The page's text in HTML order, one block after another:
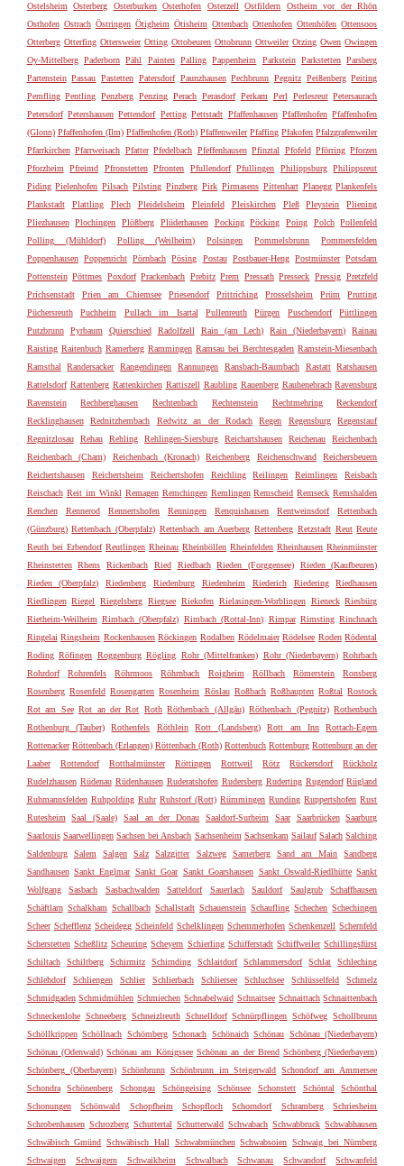
Ostelsheim
Osterberg Osterburken Osterhofen Osterzell Ostfildern
Ostheim vor der Rhön
Osthofen Ostrach Östringen Ötigheim Ötisheim Ottenbach Ottenhofen Ottenhöfen Ottensoos
Otterberg Otterfing Ottersweier Otting Ottobeuren Ottobrunn Ottweiler Otzing Owen Owingen
Oy-Mittelberg Paderborn Pähl Painten Palling Pappenheim Parkstein Parkstetten Parsberg
Partenstein Passau Pastetten Patersdorf Paunzhausen Pechbrunn Pegnitz Peißenberg Peiting
Pemfling Pentling Penzberg Penzing Perach Perasdorf Perkam Perl Perlesreut Petersaurach
Petersdorf Petershausen Pettendorf Petting Pettstadt Pfaffenhausen Pfaffenhofen Pfaffenhofen
(Glonn) Pfaffenhofen (Ilm) Pfaffenhofen (Roth) Pfaffenweiler Pfaffing Pfakofen Pfalzgrafenweiler
Pfarrkirchen Pfarrweisach Pfatter Pfedelbach Pfeffenhausen Pfinztal Pfofeld Pförring Pforzen
Pforzheim
Pfreimd Pfronstetten Pfronten Pfullendorf Pfullingen Philippsburg Philippsreut
Piding Pielenhofen Pilsach Pilsting Pinzberg Pirk Pirmasens Pittenhart Planegg Plankenfels
Plankstadt
Plattling Plech Pleidelsheim Pleinfeld Pleiskirchen Pleß Pleystein
Pliening
Pliezhausen
Plochingen Plößberg Plüderhausen Pocking Pöcking Poing Polch
Pollenfeld
Polling (Mühldorf)
Polling (Weilheim) Polsingen Pommelsbrunn
Pommersfelden
Poppenhausen Poppenricht Pörnbach Pösing Postau Postbauer-Heng Postmünster Potsdam
Pottenstein Pöttmes Poxdorf Prackenbach Prebitz Prem Pressath Presseck Pressig Pretzfeld
Prichsenstadt
Prien am Chiemsee Priesendorf Prittriching Prosselsheim Prüm
Prutting
Püchersreuth
Puchheim Pullach im Isartal Pullenreuth Pürgen Puschendorf
Püttlingen
Putzbrunn
Pyrbaum Quierschied Radolfzell Rain (am Lech) Rain (Niederbayern)
Rainau
Raisting Raitenbuch Ramerberg Rammingen Ramsau bei Berchtesgaden Ramstein-Miesenbach
Ramsthal
Randersacker Rangendingen Rannungen Ransbach-Baumbach Rastatt
Ratshausen
Rattelsdorf Rattenberg Rattenkirchen Rattiszell Raubling Rauenberg Rauhenebrach Ravensburg
Ravenstein
Rechberghausen Rechtenbach Rechtenstein Rechtmehring
Reckendorf
Recklinghausen
Rednitzhembach Redwitz an der Rodach Regen Regensburg
Regenstauf
Regnitzlosau
Rehau Rehling Rehlingen-Siersburg Reichartshausen Reichenau
Reichenbach
Reichenbach (Cham)
Reichenbach (Kronach) Reichenberg Reichenschwand
Reichersbeuern
Reichertshausen
Reichertsheim Reichertshofen Reichling Reilingen Reimlingen
Reisbach
Reischach Reit im Winkl Remagen Remchingen Remlingen Remscheid Remseck Remshalden
Renchen
Rennerod Rennertshofen Renningen Renquishausen Rentweinsdorf
Rettenbach
(Günzburg) Rettenbach (Oberpfalz) Rettenbach am Auerberg Rettenberg Retzstadt Reut Reute
Reuth bei Erbendorf Reutlingen Rheinau Rheinböllen Rheinfelden Rheinhausen Rheinmünster
Rheinstetten
Rhens Rickenbach Ried Riedbach Rieden (Forggensee)
Rieden (Kaufbeuren)
Rieden (Oberpfalz)
Riedenberg Riedenburg Riedenheim Riederich Riedering
Riedhausen
Riedlingen Riegel Riegelsberg Riegsee Riekofen Rielasingen-Worblingen Rieneck Riesbürg
Rietheim-Weilheim Rimbach (Oberpfalz) Rimbach (Rottal-Inn) Rimpar Rimsting Rinchnach
Ringelai Ringsheim Rockenhausen Röckingen Rodalben Rödelmaier Rödelsee Roden Rödental
Roding Röfingen Roggenburg Rögling Rohr (Mittelfranken) Rohr (Niederbayern) Rohrbach
Rohrdorf
Rohrenfels Röhrmoos Röhrnbach Roigheim Röllbach Römerstein
Ronsberg
Rosenberg Rosenfeld Rosengarten Rosenheim Röslau Roßbach Roßhaupten Roßtal Rostock
Rot am See Rot an der Rot Roth Röthenbach (Allgäu) Röthenbach (Pegnitz) Rothenbuch
Rothenburg (Tauber)
Rothenfels Röthlein Rott (Landsberg) Rott am Inn
Rottach-Egern
Rottenacker Röttenbach (Erlangen) Röttenbach (Roth) Rottenbuch Rottenburg Rottenburg an der
Laaber
Rottendorf Rotthalmünster Röttingen Rottweil Rötz Rückersdorf
Rückholz
Rudelzhausen Rüdenau Rüdenhausen Ruderatshofen Rudersberg Ruderting Rugendorf Rügland
Ruhmannsfelden Ruhpolding Ruhr Ruhstorf (Rott) Rümmingen Runding Ruppertshofen Rust
Rutesheim
Saal (Saale) Saal an der Donau Saaldorf-Surheim Saar Saarbrücken
Saarburg
Saarlouis Saarwellingen Sachsen bei Ansbach Sachsenheim Sachsenkam Sailauf Salach Salching
Saldenburg
Salem Salgen Salz Salzgitter Salzweg Samerberg Sand am Main
Sandberg
Sandhausen Sankt Englmar Sankt Goar Sankt Goarshausen Sankt Oswald-Riedlhütte Sankt
Wolfgang
Sasbach Sasbachwalden Satteldorf Sauerlach Sauldorf Saulgrub
Schaffhausen
Schäftlarn Schalkham Schallbach Schallstadt Schauenstein Schaufling Schechen Schechingen
Scheer Schefflenz Scheidegg Scheinfeld Schelklingen Schemmerhofen Schenkenzell Schernfeld
Scherstetten Scheßlitz Scheuring Scheyern Schierling Schifferstadt Schiffweiler Schillingsfürst
Schiltach
Schiltberg Schirmitz Schirnding Schlaitdorf Schlammersdorf Schlat
Schleching
Schlehdorf
Schliengen Schlier Schlierbach Schliersee Schluchsee Schlüsselfeld
Schmelz
Schmidgaden Schmidmühlen Schmiechen Schnabelwaid Schnaitsee Schnaittach Schnaittenbach
Schneckenlohe Schneeberg Schneizlreuth Schnelldorf Schnürpflingen Schöfweg Schollbrunn
Schöllkrippen Schöllnach Schömberg Schonach Schönaich Schönau Schönau (Niederbayern)
Schönau (Odenwald) Schönau am Königssee Schönau an der Brend Schönberg (Niederbayern)
Schönberg (Oberbayern) Schönbrunn Schönbrunn im Steigerwald Schondorf am Ammersee
Schondra
Schönenberg Schongau Schöngeising Schönsee Schonstett Schöntal
Schönthal
Schonungen
Schönwald Schopfheim Schopfloch Schorndorf Schramberg
Schriesheim
Schrobenhausen Schrozberg Schuttertal Schutterwald Schwabach Schwabbruck Schwabhausen
Schwäbisch Gmünd Schwäbisch Hall Schwabmünchen Schwabsoien Schwaig bei Nürnberg
Schwaigen
Schwaigern Schwaikheim Schwalbach Schwanau Schwandorf Schwanfeld